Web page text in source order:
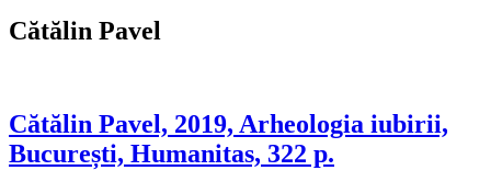
Cătălin Pavel
Cătălin Pavel, 2019, Arheologia iubirii,
București, Humanitas, 322 p.